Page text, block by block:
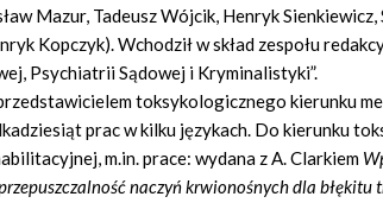
Mazur, Tadeusz Wójcik, Henryk
Kopczyk). Wchodził w skład zespołu
Psychiatrii Sądowej i Kryminalistyki”.
toksykologicznego kierunku
prac w kilku językach. Do kierunku
m.in. prace: wydana z A. Clarkiem
naczyń krwionośnych dla błękitu